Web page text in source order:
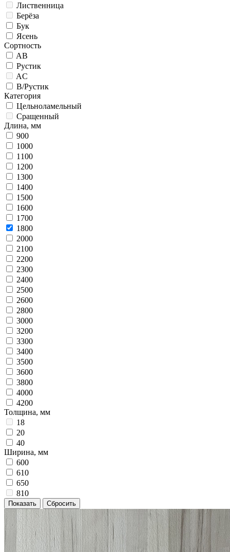
Лиственница
Берёза
Бук
Ясень
Сортность
AB
Рустик
AC
B/Рустик
Категория
Цельноламельный
Сращенный
Длина, мм
900
1000
1100
1200
1300
1400
1500
1600
1700
1800
2000
2100
2200
2300
2400
2500
2600
2800
3000
3200
3300
3400
3500
3600
3800
4000
4200
Толщина, мм
18
20
40
Ширина, мм
600
610
650
810
Показать Сбросить